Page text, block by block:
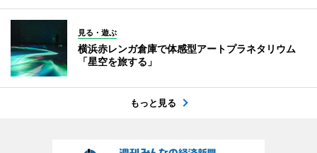
見る・遊ぶ
横浜赤レンガ倉庫で体感型アートプラネタリウム
「星空を旅する」
もっと見る